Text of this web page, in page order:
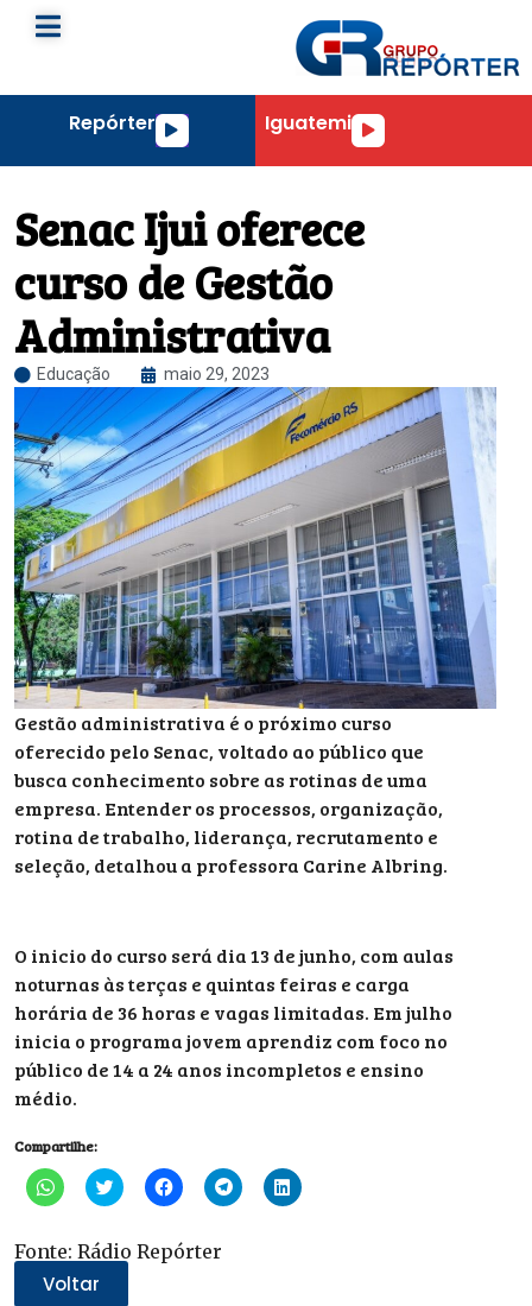
RepórterTocador
IguatemiTocador
Senac Ijui oferece
curso de Gestão
Administrativa
Educação maio 29, 2023
Gestão administrativa é o próximo curso
oferecido pelo Senac, voltado ao público que
busca conhecimento sobre as rotinas de uma
empresa. Entender os processos, organização,
rotina de trabalho, liderança, recrutamento e
seleção, detalhou a professora Carine Albring.
O inicio do curso será dia 13 de junho, com aulas
noturnas às terças e quintas feiras e carga
horária de 36 horas e vagas limitadas. Em julho
inicia o programa jovem aprendiz com foco no
público de 14 a 24 anos incompletos e ensino
médio.
Compartilhe:
Clique
para
WhatsApp(abre
em
nova
janela)
Clique
para
Twitter(abre
em
Clique
para
Facebook(abre
em
Clique
para
Clique
para
Fonte: Rádio Repórter
Voltar